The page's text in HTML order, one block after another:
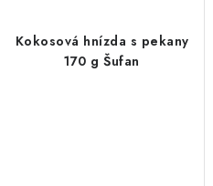
Kokosová hnízda s pekany
170 g Šufan